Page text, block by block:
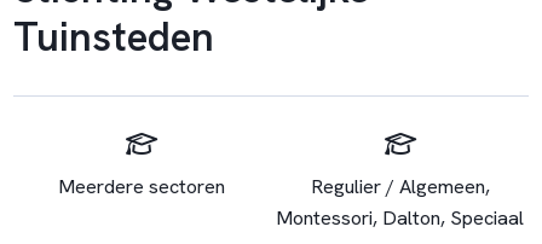
Tuinsteden
Meerdere sectoren
Regulier / Algemeen,
Montessori, Dalton, Speciaal